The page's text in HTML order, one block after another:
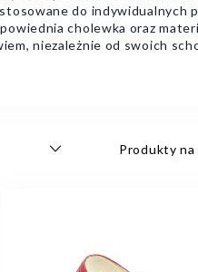
do
cholewka oraz
niezależnie od swoich
Produkty